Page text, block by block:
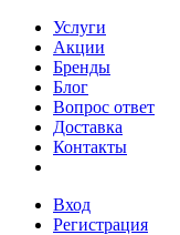
Услуги
Акции
Бренды
Блог
Вопрос ответ
Доставка
Контакты
Вход
Регистрация